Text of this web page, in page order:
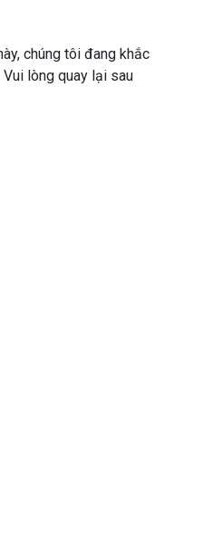
chúng tôi đang khắc
lòng quay lại sau